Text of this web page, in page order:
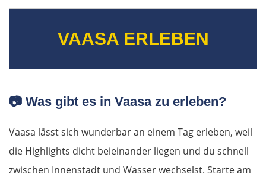
VAASA ERLEBEN
📷 Was gibt es in Vaasa zu erleben?
Vaasa lässt sich wunderbar an einem Tag erleben, weil
die Highlights dicht beieinander liegen und du schnell
zwischen Innenstadt und Wasser wechselst. Starte am
Litauen